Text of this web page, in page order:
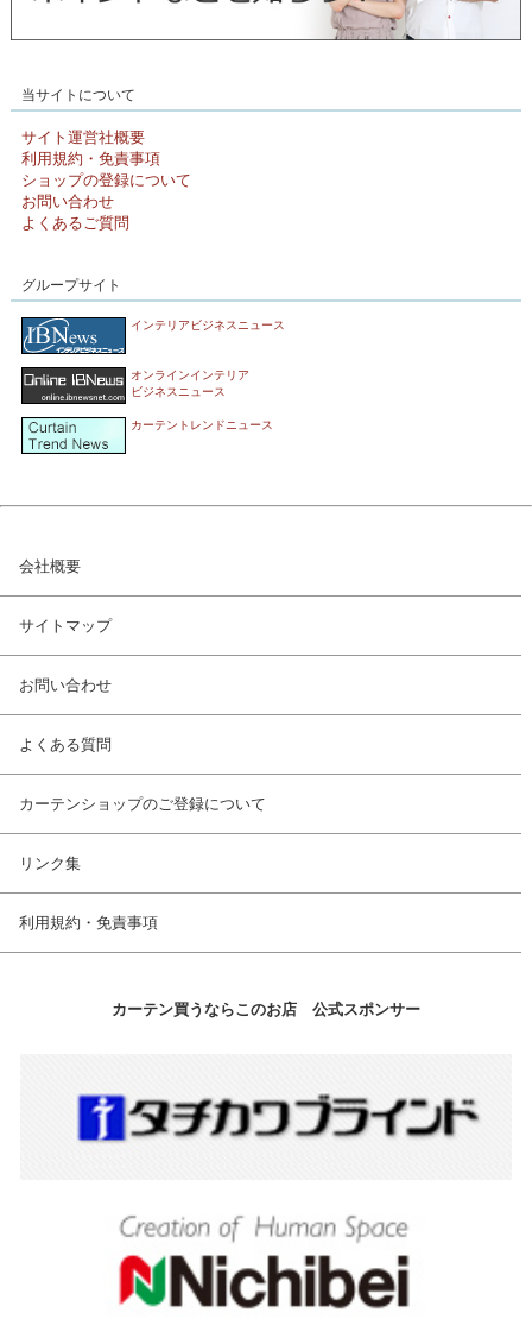
当サイトについて
サイト運営社概要
利用規約・免責事項
ショップの登録について
お問い合わせ
よくあるご質問
グループサイト
インテリアビジネスニュース
オンラインインテリア
ビジネスニュース
カーテントレンドニュース
会社概要
サイトマップ
お問い合わせ
よくある質問
カーテンショップのご登録について
リンク集
利用規約・免責事項
カーテン買うならこのお店 公式スポンサー